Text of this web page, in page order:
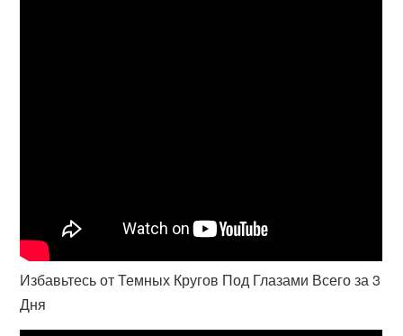
Избавьтесь от Темных Кругов Под Глазами Всего за 3
Дня